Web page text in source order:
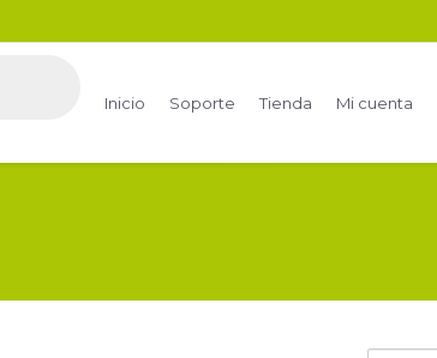
Inicio Soporte Tienda Mi cuenta